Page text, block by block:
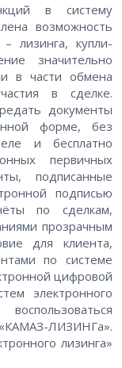
в систему
возможность
лизинга, купли-
значительно
в части обмена
в сделке.
документы
форме, без
и бесплатно
первичных
подписанные
подписью
по сделкам,
прозрачным
для клиента,
по системе
цифровой
электронного
ЛИЗИНГа».
лизинга»